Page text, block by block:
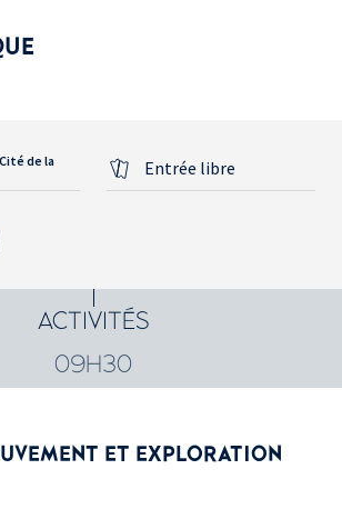
de la
Entrée libre
ACTIVITÉS
09H30
ET EXPLORATION